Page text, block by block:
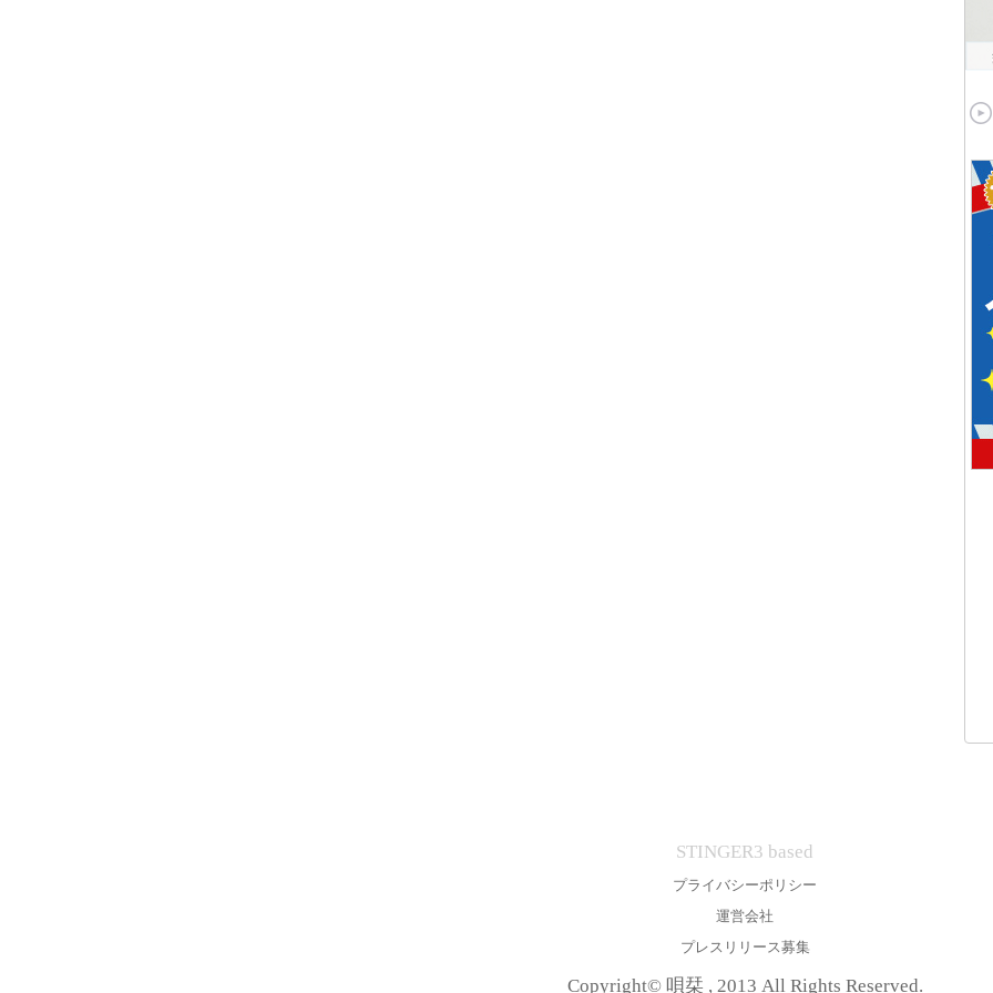
STINGER3 based
プライバシーポリシー
運営会社
プレスリリース募集
Copyright© 唄栞 , 2013 All Rights Reserved.